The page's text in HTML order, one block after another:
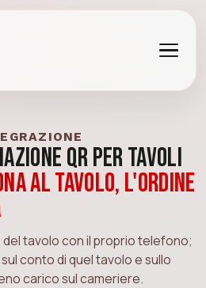
QR per Tavoli
al tavolo, l'ordine
del tavolo con il proprio telefono;
conto di quel tavolo e sullo
carico sul cameriere.